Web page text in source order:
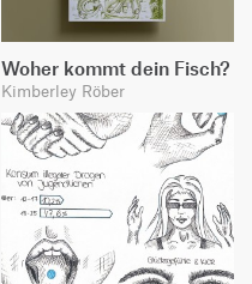
Woher kommt dein Fisch?
Kimberley Röber